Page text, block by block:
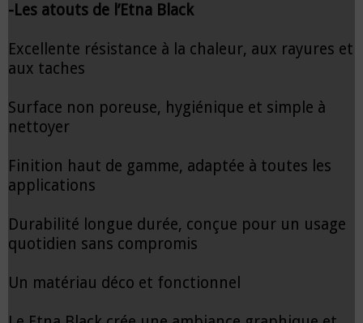
-Les atouts de l’Etna Black
Excellente résistance à la chaleur, aux rayures et
aux taches
Surface non poreuse, hygiénique et simple à
nettoyer
Finition haut de gamme, adaptée à toutes les
applications
Durabilité longue durée, conçue pour un usage
quotidien sans compromis
Un matériau déco et fonctionnel